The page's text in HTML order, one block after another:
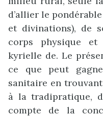
d’allier le
et divinations), de
corps physique
kyrielle de. Le
ce que peut
sanitaire en
à la tradipratique,
compte de la